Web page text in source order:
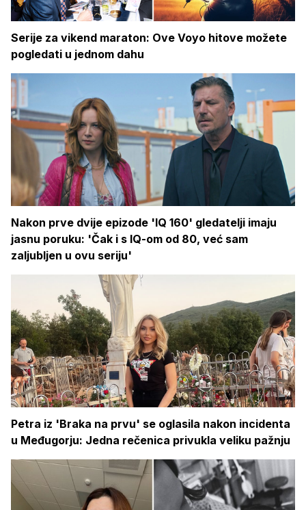
Serije za vikend maraton: Ove Voyo hitove možete
pogledati u jednom dahu
Nakon prve dvije epizode 'IQ 160' gledatelji imaju
jasnu poruku: 'Čak i s IQ-om od 80, već sam
zaljubljen u ovu seriju'
Petra iz 'Braka na prvu' se oglasila nakon incidenta
u Međugorju: Jedna rečenica privukla veliku pažnju